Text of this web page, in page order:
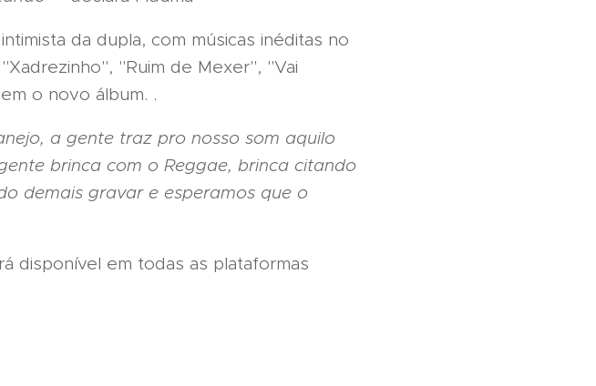
da dupla, com músicas inéditas no
"Ruim de Mexer", "Vai
o novo álbum. .
a gente traz pro nosso som aquilo
brinca com o Reggae, brinca citando
demais gravar e esperamos que o
disponível em todas as plataformas